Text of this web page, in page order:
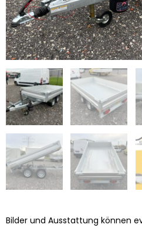
Bilder und Ausstattung können